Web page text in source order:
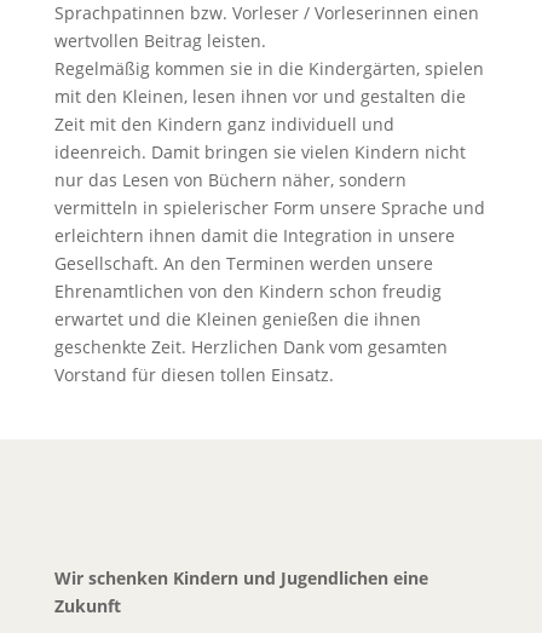
Sprachpatinnen bzw. Vorleser / Vorleserinnen einen
wertvollen Beitrag leisten.
Regelmäßig kommen sie in die Kindergärten, spielen
mit den Kleinen, lesen ihnen vor und gestalten die
Zeit mit den Kindern ganz individuell und
ideenreich. Damit bringen sie vielen Kindern nicht
nur das Lesen von Büchern näher, sondern
vermitteln in spielerischer Form unsere Sprache und
erleichtern ihnen damit die Integration in unsere
Gesellschaft. An den Terminen werden unsere
Ehrenamtlichen von den Kindern schon freudig
erwartet und die Kleinen genießen die ihnen
geschenkte Zeit. Herzlichen Dank vom gesamten
Vorstand für diesen tollen Einsatz.
Wir schenken Kindern und Jugendlichen eine
Zukunft